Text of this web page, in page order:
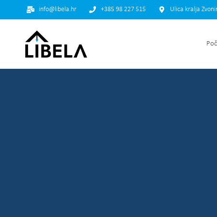
info@libela.hr +385 98 227 515 Ulica kralja